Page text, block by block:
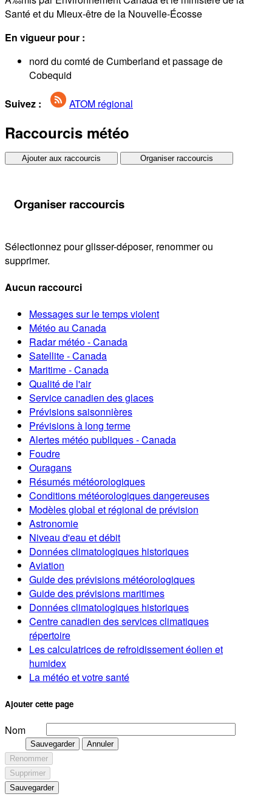
Santé et du Mieux-être de la Nouvelle-Écosse
En vigueur pour :
nord du comté de Cumberland et passage de
Cobequid
Suivez : ATOM régional
Raccourcis météo
Ajouter aux raccourcis Organiser raccourcis
Organiser raccourcis
Sélectionnez pour glisser-déposer, renommer ou
supprimer.
Aucun raccourci
Messages sur le temps violent
Météo au Canada
Radar météo - Canada
Satellite - Canada
Maritime - Canada
Qualité de l'air
Service canadien des glaces
Prévisions saisonnières
Prévisions à long terme
Alertes météo publiques - Canada
Foudre
Ouragans
Résumés météorologiques
Conditions météorologiques dangereuses
Modèles global et régional de prévision
Astronomie
Niveau d'eau et débit
Données climatologiques historiques
Aviation
Guide des prévisions météorologiques
Guide des prévisions maritimes
Données climatologiques historiques
Centre canadien des services climatiques
répertoire
Les calculatrices de refroidissement éolien et
humidex
La météo et votre santé
Ajouter cette page
Nom
Sauvegarder
Annuler
Renommer
Supprimer
Sauvegarder